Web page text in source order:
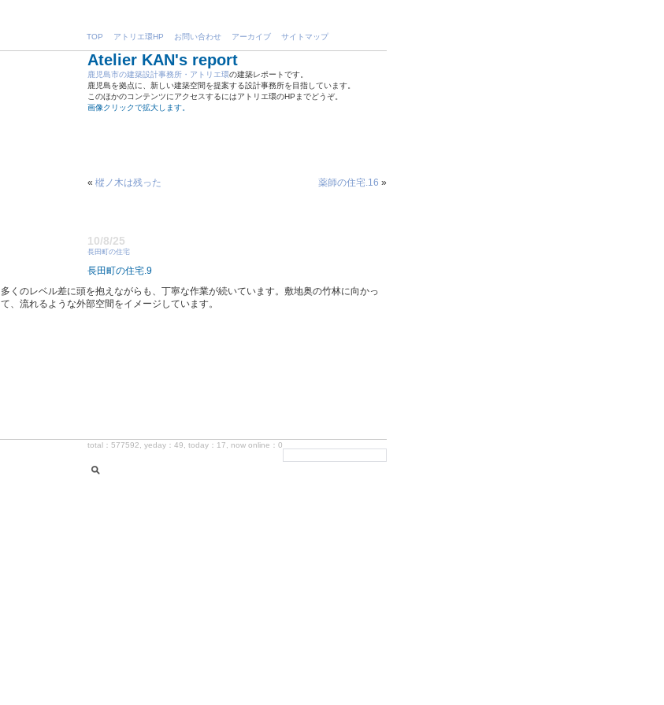
TOP アトリエ環HP お問い合わせ アーカイブ サイトマップ
Atelier KAN's report
鹿児島市の建築設計事務所・アトリエ環の建築レポートです。
鹿児島を拠点に、新しい建築空間を提案する設計事務所を目指しています。
このほかのコンテンツにアクセスするにはアトリエ環のHPまでどうぞ。
画像クリックで拡大します。
« 樅ノ木は残った 薬師の住宅.16 »
10/8/25
長田町の住宅
長田町の住宅.9
多くのレベル差に頭を抱えながらも、丁寧な作業が続いています。敷地奥の竹林に向かっ
て、流れるような外部空間をイメージしています。
total：577592, yeday：49, today：17, now online：0